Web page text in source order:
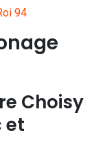
94
Choisy
et